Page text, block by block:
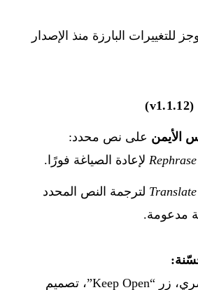
للتغييرات البارزة منذ الإصدار
الأيمن على نص محدد:
لإعادة الصياغة فورًا.
لترجمة النص المحدد
مدعومة.
مؤقت بصري، زر “Keep Open”، تصميم